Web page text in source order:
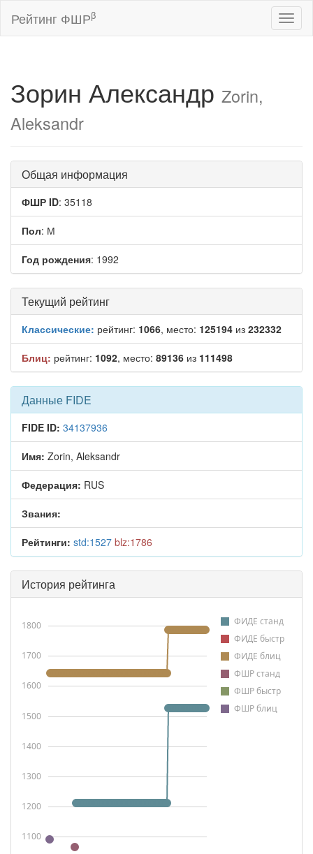
Рейтинг ФШРβ
Зорин Александр Zorin,
Aleksandr
Общая информация
ФШР ID: 35118
Пол: М
Год рождения: 1992
Текущий рейтинг
Классические: рейтинг: 1066, место: 125194 из 232332
Блиц: рейтинг: 1092, место: 89136 из 111498
Данные FIDE
FIDE ID: 34137936
Имя: Zorin, Aleksandr
Федерация: RUS
Звания:
Рейтинги: std:1527 blz:1786
История рейтинга
ФИДЕ станд
ФИДЕ быстр
ФИДЕ блиц
ФШР станд
ФШР быстр
ФШР блиц
1100
1200
1300
1400
1500
1600
1700
1800